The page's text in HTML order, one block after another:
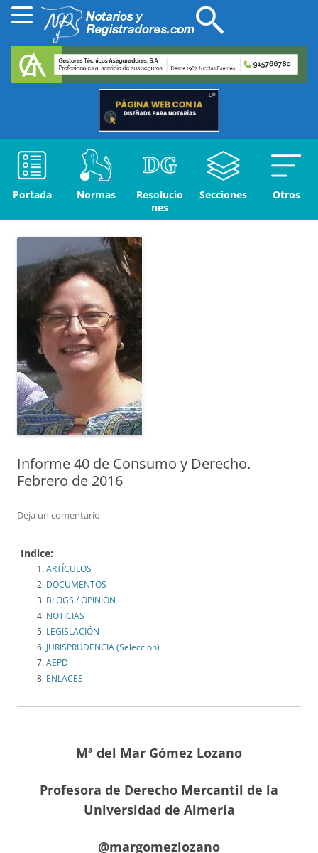
Portada Normas
Resolucio
nes
Secciones Otros
Informe 40 de Consumo y Derecho.
Febrero de 2016
Deja un comentario
Indice:
ARTÍCULOS
DOCUMENTOS
BLOGS / OPINIÓN
NOTICIAS
LEGISLACIÓN
JURISPRUDENCIA (Selección)
AEPD
ENLACES
Mª del Mar Gómez Lozano
Profesora de Derecho Mercantil de la
Universidad de Almería
@margomezlozano